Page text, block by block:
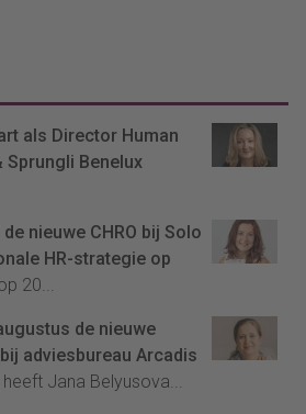
als Director Human
Sprungli Benelux
nieuwe CHRO bij Solo
HR-strategie op
20...
de nieuwe
adviesbureau Arcadis
Jana Belyusova...